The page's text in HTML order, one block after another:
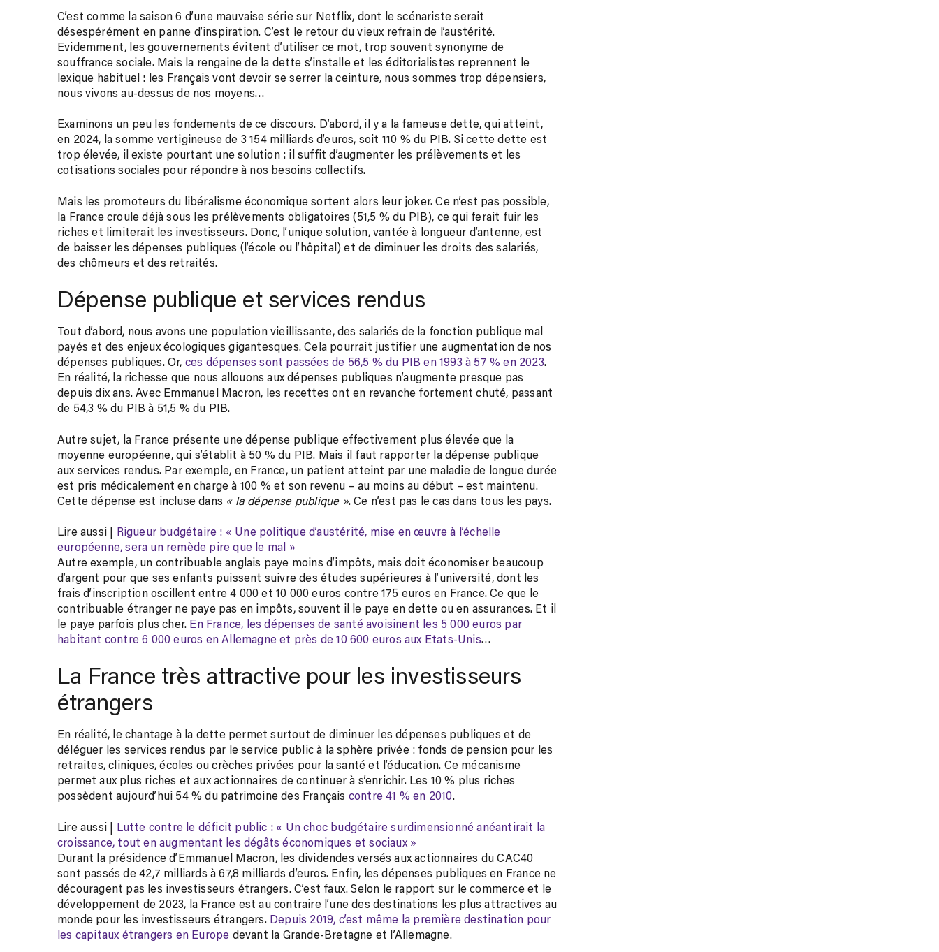
C’est comme la saison 6 d’une mauvaise série sur Netflix, dont le scénariste serait
désespérément en panne d’inspiration. C’est le retour du vieux refrain de l’austérité.
Evidemment, les gouvernements évitent d’utiliser ce mot, trop souvent synonyme de
souffrance sociale. Mais la rengaine de la dette s’installe et les éditorialistes reprennent le
lexique habituel : les Français vont devoir se serrer la ceinture, nous sommes trop dépensiers,
nous vivons au-dessus de nos moyens…
Examinons un peu les fondements de ce discours. D’abord, il y a la fameuse dette, qui atteint,
en 2024, la somme vertigineuse de 3 154 milliards d’euros, soit 110 % du PIB. Si cette dette est
trop élevée, il existe pourtant une solution : il suffit d’augmenter les prélèvements et les
cotisations sociales pour répondre à nos besoins collectifs.
Mais les promoteurs du libéralisme économique sortent alors leur joker. Ce n’est pas possible,
la France croule déjà sous les prélèvements obligatoires (51,5 % du PIB), ce qui ferait fuir les
riches et limiterait les investisseurs. Donc, l’unique solution, vantée à longueur d’antenne, est
de baisser les dépenses publiques (l’école ou l’hôpital) et de diminuer les droits des salariés,
des chômeurs et des retraités.
Dépense publique et services rendus
Tout d’abord, nous avons une population vieillissante, des salariés de la fonction publique mal
payés et des enjeux écologiques gigantesques. Cela pourrait justifier une augmentation de nos
dépenses publiques. Or, ces dépenses sont passées de 56,5 % du PIB en 1993 à 57 % en 2023.
En réalité, la richesse que nous allouons aux dépenses publiques n’augmente presque pas
depuis dix ans. Avec Emmanuel Macron, les recettes ont en revanche fortement chuté, passant
de 54,3 % du PIB à 51,5 % du PIB.
Autre sujet, la France présente une dépense publique effectivement plus élevée que la
moyenne européenne, qui s’établit à 50 % du PIB. Mais il faut rapporter la dépense publique
aux services rendus. Par exemple, en France, un patient atteint par une maladie de longue durée
est pris médicalement en charge à 100 % et son revenu – au moins au début – est maintenu.
Cette dépense est incluse dans « la dépense publique ». Ce n’est pas le cas dans tous les pays.
Lire aussi | Article
réservé
à
nos
abonnés
Rigueur budgétaire : « Une politique d’austérité, mise en œuvre à l’échelle
européenne, sera un remède pire que le mal »
Autre exemple, un contribuable anglais paye moins d’impôts, mais doit économiser beaucoup
d’argent pour que ses enfants puissent suivre des études supérieures à l’université, dont les
frais d’inscription oscillent entre 4 000 et 10 000 euros contre 175 euros en France. Ce que le
contribuable étranger ne paye pas en impôts, souvent il le paye en dette ou en assurances. Et il
le paye parfois plus cher. En France, les dépenses de santé avoisinent les 5 000 euros par
habitant contre 6 000 euros en Allemagne et près de 10 600 euros aux Etats-Unis…
La France très attractive pour les investisseurs
étrangers
En réalité, le chantage à la dette permet surtout de diminuer les dépenses publiques et de
déléguer les services rendus par le service public à la sphère privée : fonds de pension pour les
retraites, cliniques, écoles ou crèches privées pour la santé et l’éducation. Ce mécanisme
permet aux plus riches et aux actionnaires de continuer à s’enrichir. Les 10 % plus riches
possèdent aujourd’hui 54 % du patrimoine des Français contre 41 % en 2010.
Lire aussi | Article
réservé
à
nos
abonnés
Lutte contre le déficit public : « Un choc budgétaire surdimensionné anéantirait la
croissance, tout en augmentant les dégâts économiques et sociaux »
Durant la présidence d’Emmanuel Macron, les dividendes versés aux actionnaires du CAC40
sont passés de 42,7 milliards à 67,8 milliards d’euros. Enfin, les dépenses publiques en France ne
découragent pas les investisseurs étrangers. C’est faux. Selon le rapport sur le commerce et le
développement de 2023, la France est au contraire l’une des destinations les plus attractives au
monde pour les investisseurs étrangers. Depuis 2019, c’est même la première destination pour
les capitaux étrangers en Europe devant la Grande-Bretagne et l’Allemagne.